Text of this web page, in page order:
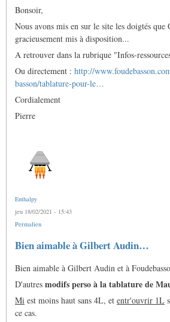
Bonsoir,
Nous avons mis en sur le site les doigtés
gracieusement mis à disposition...
A retrouver dans la rubrique "Infos-
Ou directement : http://
basson/tablature-pour-le…
Cordialement
Pierre
Enthalpy
jeu 18/02/2021 - 15:43
Permalien
Bien aimable à Gilbert Audin…
Bien aimable à Gilbert Audin et à
D'autres modifs perso à la tablature de
Mi est moins haut sans 4L, et entr'ouvrir 1L
ce cas.